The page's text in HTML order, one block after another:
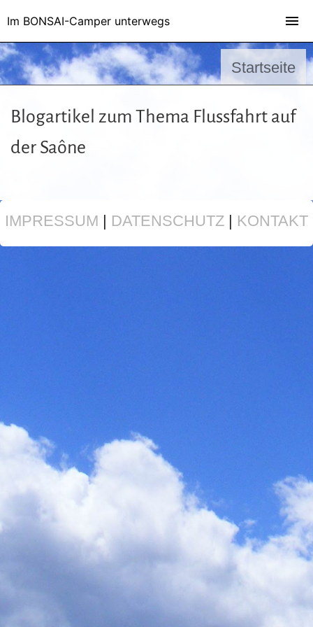
Startseite
Blogartikel zum Thema Flussfahrt auf
der Saône
IMPRESSUM | DATENSCHUTZ | KONTAKT
Im BONSAI-Camper unterwegs